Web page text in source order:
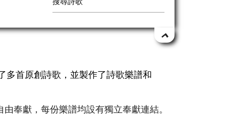
多首原創詩歌，並製作了詩歌樂譜和
奉獻，每份樂譜均設有獨立奉獻連結。